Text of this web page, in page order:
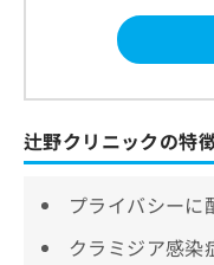
辻野クリニックの特
プライバシーに
クラミジア感染